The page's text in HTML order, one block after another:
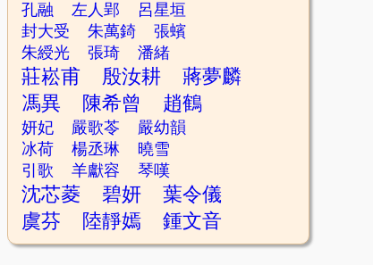
孔融 左人郢
呂星垣
封大受
朱萬錡
張蠙
朱綬光
張琦 潘緒
莊崧甫 殷汝耕
蔣夢麟
馮異
陳希曾 趙鶴
妍妃 嚴歌苓
嚴幼韻
冰荷
楊丞琳
曉雪
引歌
羊獻容 琴嘆
沈芯菱 碧妍
葉令儀
虞芬
陸靜嫣 鍾文音